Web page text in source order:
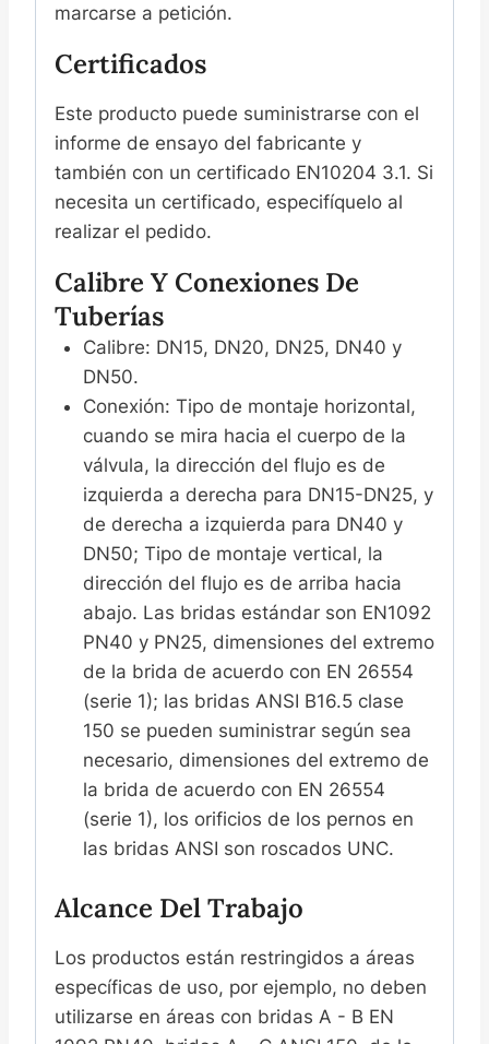
marcarse a petición.
Certificados
Este producto puede suministrarse con el
informe de ensayo del fabricante y
también con un certificado EN10204 3.1. Si
necesita un certificado, especifíquelo al
realizar el pedido.
Calibre Y Conexiones De
Tuberías
Calibre: DN15, DN20, DN25, DN40 y
DN50.
Conexión: Tipo de montaje horizontal,
cuando se mira hacia el cuerpo de la
válvula, la dirección del flujo es de
izquierda a derecha para DN15-DN25, y
de derecha a izquierda para DN40 y
DN50; Tipo de montaje vertical, la
dirección del flujo es de arriba hacia
abajo. Las bridas estándar son EN1092
PN40 y PN25, dimensiones del extremo
de la brida de acuerdo con EN 26554
(serie 1); las bridas ANSI B16.5 clase
150 se pueden suministrar según sea
necesario, dimensiones del extremo de
la brida de acuerdo con EN 26554
(serie 1), los orificios de los pernos en
las bridas ANSI son roscados UNC.
Alcance Del Trabajo
Los productos están restringidos a áreas
específicas de uso, por ejemplo, no deben
utilizarse en áreas con bridas A - B EN